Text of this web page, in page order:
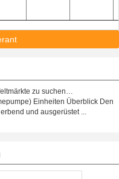
zu suchen…
Einheiten Überblick Den
und ausgerüstet ...